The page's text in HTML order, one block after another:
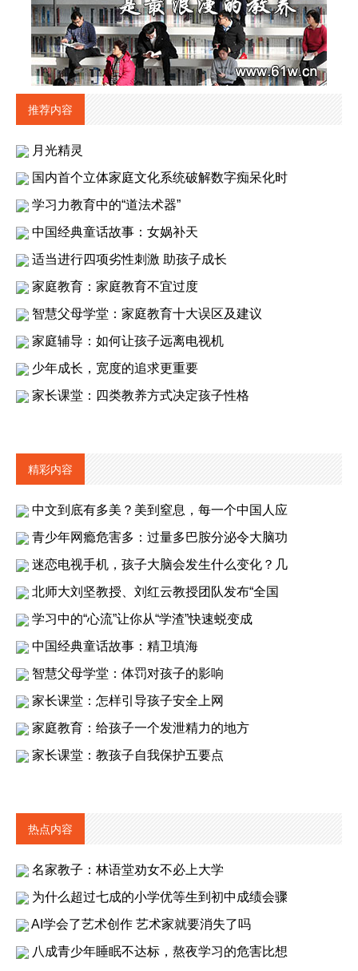
推荐内容
月光精灵
国内首个立体家庭文化系统破解数字痴呆化时
学习力教育中的“道法术器”
中国经典童话故事：女娲补天
适当进行四项劣性刺激 助孩子成长
家庭教育：家庭教育不宜过度
智慧父母学堂：家庭教育十大误区及建议
家庭辅导：如何让孩子远离电视机
少年成长，宽度的追求更重要
家长课堂：四类教养方式决定孩子性格
精彩内容
中文到底有多美？美到窒息，每一个中国人应
青少年网瘾危害多：过量多巴胺分泌令大脑功
迷恋电视手机，孩子大脑会发生什么变化？几
北师大刘坚教授、刘红云教授团队发布“全国
学习中的“心流”让你从“学渣”快速蜕变成
中国经典童话故事：精卫填海
智慧父母学堂：体罚对孩子的影响
家长课堂：怎样引导孩子安全上网
家庭教育：给孩子一个发泄精力的地方
家长课堂：教孩子自我保护五要点
热点内容
名家教子：林语堂劝女不必上大学
为什么超过七成的小学优等生到初中成绩会骤
AI学会了艺术创作 艺术家就要消失了吗
八成青少年睡眠不达标，熬夜学习的危害比想